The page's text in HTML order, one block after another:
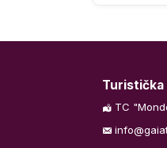
Turistička
TC